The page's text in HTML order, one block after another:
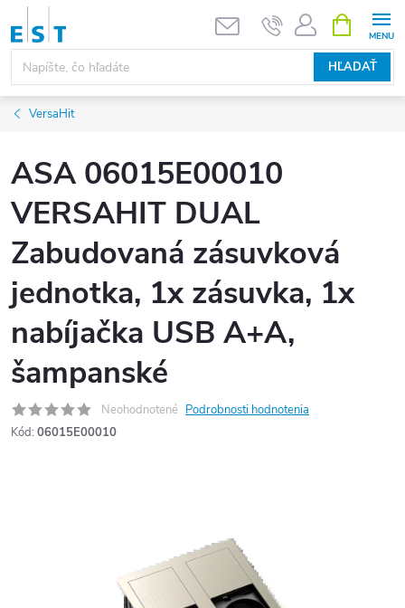
Prejsť
obsah
HĽADAŤ
KOŠÍK
VersaHit
ASA 06015E00010
VERSAHIT DUAL
Zabudovaná zásuvková
jednotka, 1x zásuvka, 1x
nabíjačka USB A+A,
šampanské
Neohodnotené Podrobnosti hodnotenia
Kód: 06015E00010